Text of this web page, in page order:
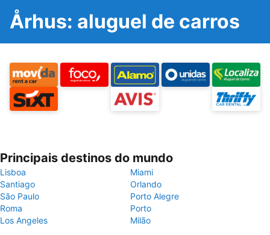
Århus: aluguel de carros
Principais destinos do mundo
Lisboa
Miami
Santiago
Orlando
São Paulo
Porto Alegre
Roma
Porto
Los Angeles
Milão